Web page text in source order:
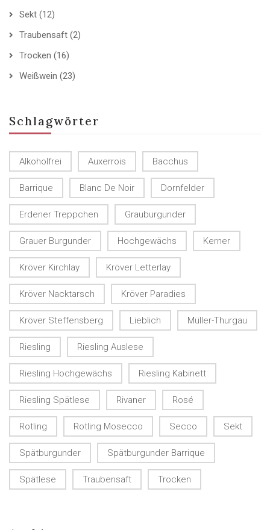
Sekt (12)
Traubensaft (2)
Trocken (16)
Weißwein (23)
Schlagwörter
Alkoholfrei Auxerrois Bacchus
Barrique Blanc De Noir Dornfelder
Erdener Treppchen Grauburgunder
Grauer Burgunder Hochgewächs Kerner
Kröver Kirchlay Kröver Letterlay
Kröver Nacktarsch Kröver Paradies
Kröver Steffensberg Lieblich Müller-Thurgau
Riesling Riesling Auslese
Riesling Hochgewächs Riesling Kabinett
Riesling Spätlese Rivaner Rosé
Rotling Rotling Mosecco Secco Sekt
Spätburgunder Spätburgunder Barrique
Spätlese Traubensaft Trocken